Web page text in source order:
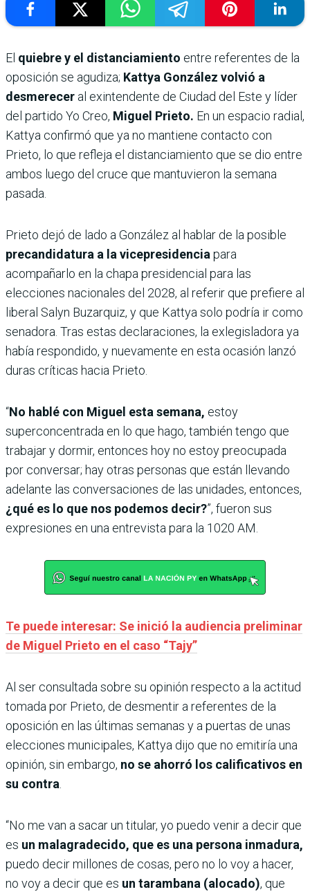
El quiebre y el distanciamiento entre referentes de la
oposición se agudiza; Kattya González volvió a
desmerecer al exintendente de Ciudad del Este y líder
del partido Yo Creo, Miguel Prieto. En un espacio radial,
Kattya confirmó que ya no mantiene contacto con
Prieto, lo que refleja el distanciamiento que se dio entre
ambos luego del cruce que mantuvieron la semana
pasada.
Prieto dejó de lado a González al hablar de la posible
precandidatura a la vicepresidencia para
acompañarlo en la chapa presidencial para las
elecciones nacionales del 2028, al referir que prefiere al
liberal Salyn Buzarquiz, y que Kattya solo podría ir como
senadora. Tras estas declaraciones, la exlegisladora ya
había respondido, y nuevamente en esta ocasión lanzó
duras críticas hacia Prieto.
“No hablé con Miguel esta semana, estoy
superconcentrada en lo que hago, también tengo que
trabajar y dormir, entonces hoy no estoy preocupada
por conversar; hay otras personas que están llevando
adelante las conversaciones de las unidades, entonces,
¿qué es lo que nos podemos decir?”, fueron sus
expresiones en una entrevista para la 1020 AM.
Te puede interesar: Se inició la audiencia preliminar
de Miguel Prieto en el caso “Tajy”
Al ser consultada sobre su opinión respecto a la actitud
tomada por Prieto, de desmentir a referentes de la
oposición en las últimas semanas y a puertas de unas
elecciones municipales, Kattya dijo que no emitiría una
opinión, sin embargo, no se ahorró los calificativos en
su contra
“No me van a sacar un titular, yo puedo venir a decir que
es un malagradecido, que es una persona inmadura,
puedo decir millones de cosas, pero no lo voy a hacer,
no voy a decir que es un tarambana (alocado), que